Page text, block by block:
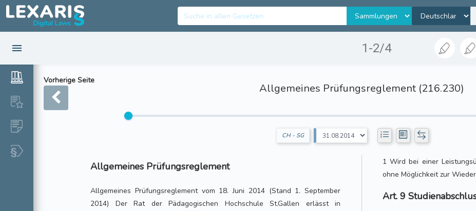
1-2/4
Vorherige Seite
Allgemeines Prüfungsreglement (216.230)
CH - SG
Allgemeines Prüfungsreglement
Allgemeines Prüfungsreglement vom 18. Juni 2014 (Stand 1. September
2014) Der Rat der Pädagogischen Hochschule St.Gallen erlässt in
1 Wird bei einer
ohne Möglichkeit zur
Art. 9